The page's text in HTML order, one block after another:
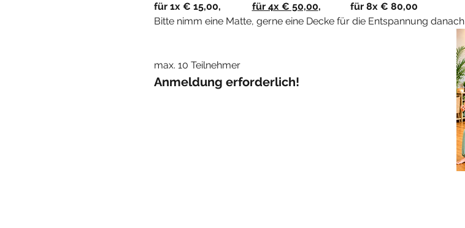
für 4x € 50,00
, 		für 8x € 80,00
Bitte nimm eine Matte, gerne eine Decke für die Entspannung danach
max. 10 Teilnehmer
Anmeldung erforderlich!